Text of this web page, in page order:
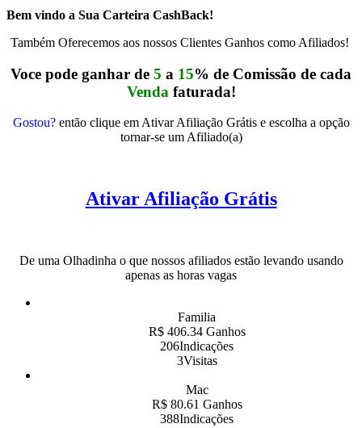
Bem vindo a Sua Carteira CashBack!
Também Oferecemos aos nossos Clientes Ganhos como Afiliados!
Voce pode ganhar de 5 a 15% de Comissão de cada
Venda faturada!
Gostou?então clique em Ativar Afiliação Grátis e escolha a opção
tornar-se um Afiliado(a)
Ativar Afiliação Grátis
De uma Olhadinha o que nossos afiliados estão levando usando
apenas as horas vagas
Familia
R$ 406.34 Ganhos
206Indicações
3Visitas
Mac
R$ 80.61 Ganhos
388Indicações